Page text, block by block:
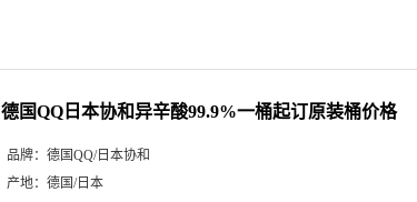
德国QQ日本协和异辛酸99.9%一桶起订原装桶价格
品牌： 德国QQ/日本协和
产地： 德国/日本